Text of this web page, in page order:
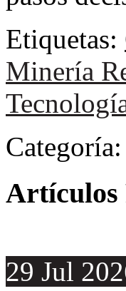
Etiquetas:
Minería
Categoría:
Artículos
29 Jul